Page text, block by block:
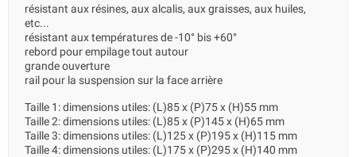
résistant aux résines, aux alcalis, aux graisses, aux huiles,
etc...
résistant aux températures de -10° bis +60°
rebord pour empilage tout autour
grande ouverture
rail pour la suspension sur la face arrière
Taille 1: dimensions utiles: (L)85 x (P)75 x (H)55 mm
Taille 2: dimensions utiles: (L)85 x (P)145 x (H)65 mm
Taille 3: dimensions utiles: (L)125 x (P)195 x (H)115 mm
Taille 4: dimensions utiles: (L)175 x (P)295 x (H)140 mm